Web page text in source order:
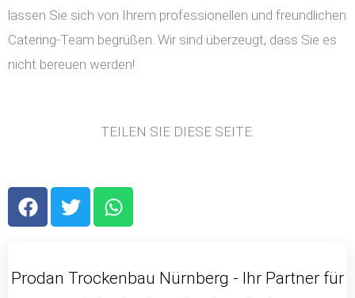
lassen Sie sich von Ihrem professionellen und freundlichen
Catering-Team begrüßen. Wir sind überzeugt, dass Sie es
nicht bereuen werden!
TEILEN SIE DIESE SEITE:
F
a
b
T
w
t
W
h
s
Prodan Trockenbau Nürnberg - Ihr Partner für